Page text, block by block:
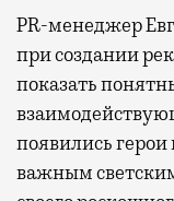
PR-менеджер
при создании
показать
появились
важным